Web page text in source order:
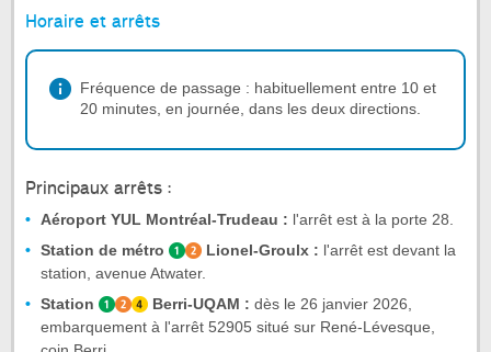
Horaire et arrêts
Fréquence de passage : habituellement entre 10 et
20 minutes, en journée, dans les deux directions.
Principaux arrêts :
Aéroport YUL Montréal-Trudeau : l'arrêt est à la porte 28.
Station de métro
Lionel-Groulx : l'arrêt est devant la
station, avenue Atwater.
Station
Berri-UQAM : dès le 26 janvier 2026,
embarquement à l'arrêt 52905 situé sur René-Lévesque,